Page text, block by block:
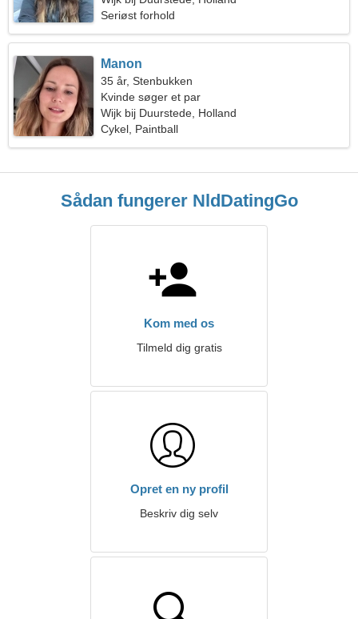
Seriøst forhold
Manon
35 år, Stenbukken
Kvinde søger et par
Wijk bij Duurstede, Holland
Cykel, Paintball
Sådan fungerer NldDatingGo
Kom med os
Tilmeld dig gratis
Opret en ny profil
Beskriv dig selv